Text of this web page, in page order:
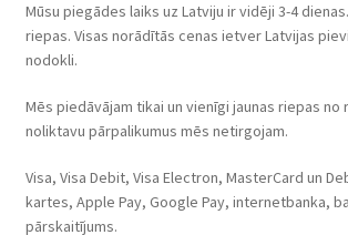
Mūsu piegādes laiks uz Latviju ir vidēji 3-4
riepas. Visas norādītās cenas ietver Latvijas
nodokli.
Mēs piedāvājam tikai un vienīgi jaunas riepas no
noliktavu pārpalikumus mēs netirgojam.
Visa, Visa Debit, Visa Electron, MasterCard un
kartes, Apple Pay, Google Pay, internetbanka,
pārskaitījums.